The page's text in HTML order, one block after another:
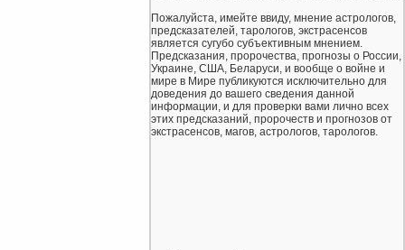
Пожалуйста, имейте ввиду, мнение астрологов,
предсказателей, тарологов, экстрасенсов
является сугубо субъективным мнением.
Предсказания, пророчества, прогнозы о России,
Украине, США, Беларуси, и вообще о войне и
мире в Мире публикуются исключительно для
доведения до вашего сведения данной
информации, и для проверки вами лично всех
этих предсказаний, пророчеств и прогнозов от
экстрасенсов, магов, астрологов, тарологов.